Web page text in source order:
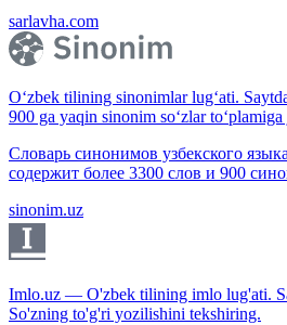
sarlavha.com
O‘zbek tilining sinonimlar lug‘ati.
900 ga yaqin sinonim so‘zlar
Словарь синонимов узбекского
содержит более 3300 слов и 900
sinonim.uz
Imlo.uz — O'zbek tilining imlo lug'ati.
So'zning to'g'ri yozilishini tekshiring.